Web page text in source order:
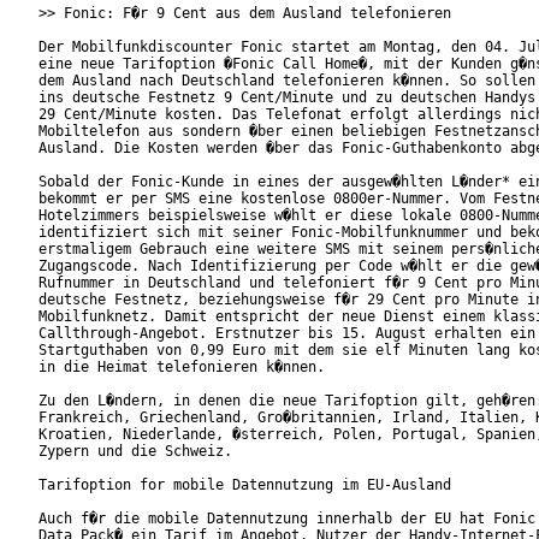
>> Fonic: F�r 9 Cent aus dem Ausland telefonieren
Der Mobilfunkdiscounter Fonic startet am Montag, den 04.
eine neue Tarifoption �Fonic Call Home�, mit der Kunden
dem Ausland nach Deutschland telefonieren k�nnen. So sollen
ins deutsche Festnetz 9 Cent/Minute und zu deutschen Handys
29 Cent/Minute kosten. Das Telefonat erfolgt allerdings
Mobiltelefon aus sondern �ber einen beliebigen
Ausland. Die Kosten werden �ber das Fonic-Guthabenkonto
Sobald der Fonic-Kunde in eines der ausgew�hlten L�nder*
bekommt er per SMS eine kostenlose 0800er-Nummer. Vom
Hotelzimmers beispielsweise w�hlt er diese lokale 0800-
identifiziert sich mit seiner Fonic-Mobilfunknummer und
erstmaligem Gebrauch eine weitere SMS mit seinem
Zugangscode. Nach Identifizierung per Code w�hlt er die
Rufnummer in Deutschland und telefoniert f�r 9 Cent pro
deutsche Festnetz, beziehungsweise f�r 29 Cent pro Minute
Mobilfunknetz. Damit entspricht der neue Dienst einem
Callthrough-Angebot. Erstnutzer bis 15. August erhalten ein
Startguthaben von 0,99 Euro mit dem sie elf Minuten lang
in die Heimat telefonieren k�nnen.
Zu den L�ndern, in denen die neue Tarifoption gilt,
Frankreich, Griechenland, Gro�britannien, Irland, Italien,
Kroatien, Niederlande, �sterreich, Polen, Portugal,
Zypern und die Schweiz.
Tarifoption for mobile Datennutzung im EU-Ausland
Auch f�r die mobile Datennutzung innerhalb der EU hat Fonic
Data Pack� ein Tarif im Angebot. Nutzer der Handy-